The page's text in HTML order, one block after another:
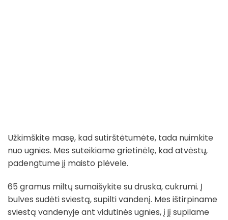
Užkimškite masę, kad sutirštėtumėte, tada nuimkite
nuo ugnies. Mes suteikiame grietinėlę, kad atvėstų,
padengtume jį maisto plėvele.
65 gramus miltų sumaišykite su druska, cukrumi. Į
bulves sudėti sviestą, supilti vandenį. Mes ištirpiname
sviestą vandenyje ant vidutinės ugnies, į jį supilame